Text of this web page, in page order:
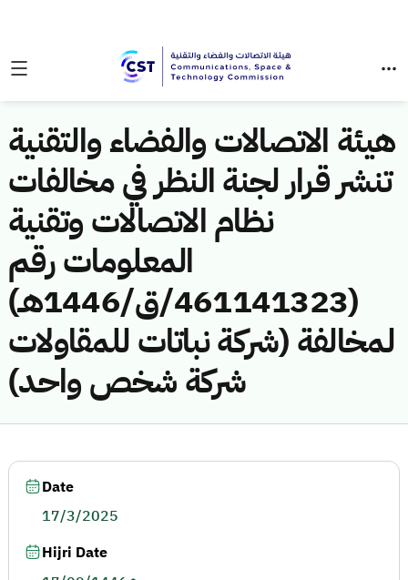
هيئة الاتصالات والفضاء والتقنية
تنشر قرار لجنة النظر في مخالفات
نظام الاتصالات وتقنية
المعلومات رقم
(461141323/ق/1446هـ)
لمخالفة (شركة نباتات للمقاولات
شركة شخص واحد)
Date
17/3/2025
Hijri Date